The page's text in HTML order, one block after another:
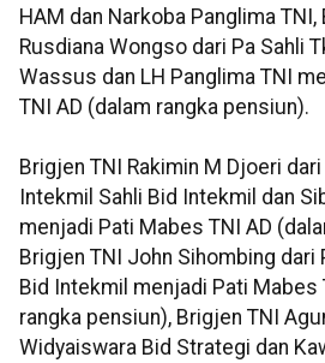
HAM dan Narkoba Panglima TNI,
Rusdiana Wongso dari Pa Sahli
Wassus dan LH Panglima TNI
TNI AD (dalam rangka pensiun).
Brigjen TNI Rakimin M Djoeri dari
Intekmil Sahli Bid Intekmil dan
menjadi Pati Mabes TNI AD
Brigjen TNI John Sihombing dari
Bid Intekmil menjadi Pati Mabes
rangka pensiun), Brigjen TNI
Widyaiswara Bid Strategi dan